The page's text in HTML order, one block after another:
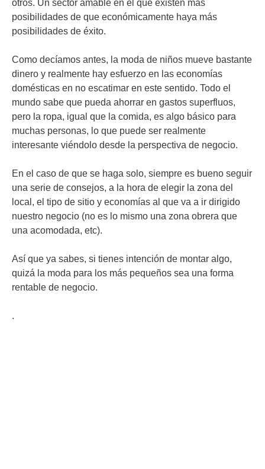
otros. Un sector amable en el que existen más
posibilidades de que económicamente haya más
posibilidades de éxito.
Como decíamos antes, la moda de niños mueve bastante
dinero y realmente hay esfuerzo en las economías
domésticas en no escatimar en este sentido. Todo el
mundo sabe que pueda ahorrar en gastos superfluos,
pero la ropa, igual que la comida, es algo básico para
muchas personas, lo que puede ser realmente
interesante viéndolo desde la perspectiva de negocio.
En el caso de que se haga solo, siempre es bueno seguir
una serie de consejos, a la hora de elegir la zona del
local, el tipo de sitio y economías al que va a ir dirigido
nuestro negocio (no es lo mismo una zona obrera que
una acomodada, etc).
Así que ya sabes, si tienes intención de montar algo,
quizá la moda para los más pequeños sea una forma
rentable de negocio.
.